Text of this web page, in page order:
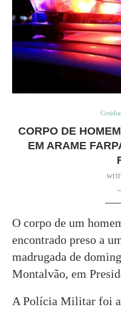
CORPO DE
EM ARAME
O corpo de um
encontrado preso a
madrugada de
Montalvão, em
A Polícia Militar foi